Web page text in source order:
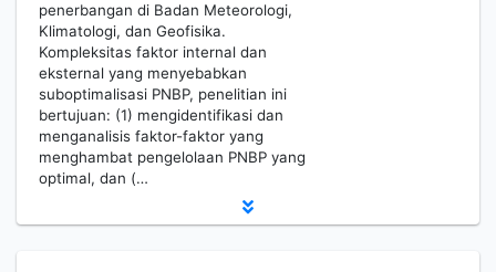
penerbangan di Badan Meteorologi,
Klimatologi, dan Geofisika.
Kompleksitas faktor internal dan
eksternal yang menyebabkan
suboptimalisasi PNBP, penelitian ini
bertujuan: (1) mengidentifikasi dan
menganalisis faktor-faktor yang
menghambat pengelolaan PNBP yang
optimal, dan (…